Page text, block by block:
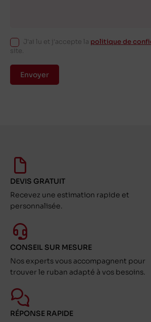
J'ai lu et j'accepte la politique de
site.
Envoyer
DEVIS GRATUIT
Recevez une estimation rapide et
personnalisée.
CONSEIL SUR MESURE
Nos experts vous accompagnent pour
trouver le ruban adapté à vos besoins.
RÉPONSE RAPIDE